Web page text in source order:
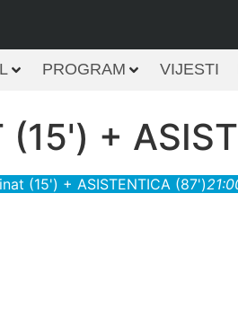
PROGRAM VIJESTI
(15') +
(15') + ASISTENTICA (87')